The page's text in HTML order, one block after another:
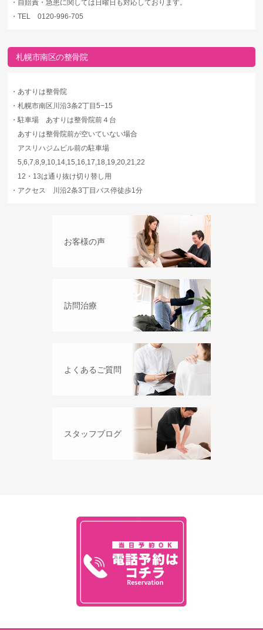
・ 自賠責・急患に関しては日曜日も対応しております。
・TEL 0120-996-705
札幌市南区の整骨院
・あすりは整骨院
・札幌市南区川沿3条2丁目5−15
・駐車場 あすりは整骨院前４台
あすりは整骨院前が空いていない場合
アスリハジムビル前の駐車場
5,6,7,8,9,10,14,15,16,17,18,19,20,21,22
12・13は通り抜け切り替し用
・ アクセス 川沿2条3丁目バス停徒歩1分
お客様の声
訪問治療
よくあるご質問
スタッフブログ